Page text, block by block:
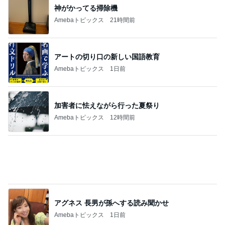
増加した体重とかさましした食事
Amebaトピックス
記事を読む